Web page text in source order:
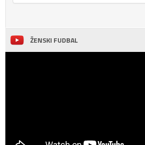
ŽENSKI FUDBAL